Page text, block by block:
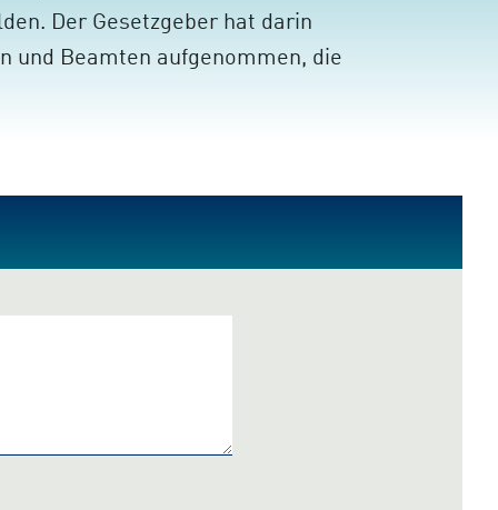
Der Gesetzgeber hat darin
und Beamten aufgenommen, die